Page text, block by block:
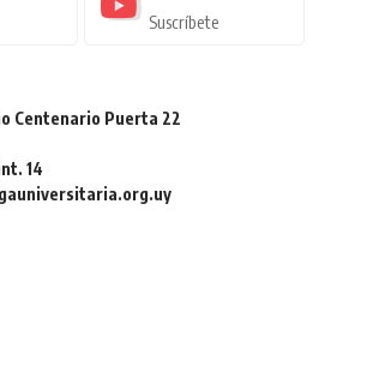
Suscríbete
Centenario Puerta 22
14